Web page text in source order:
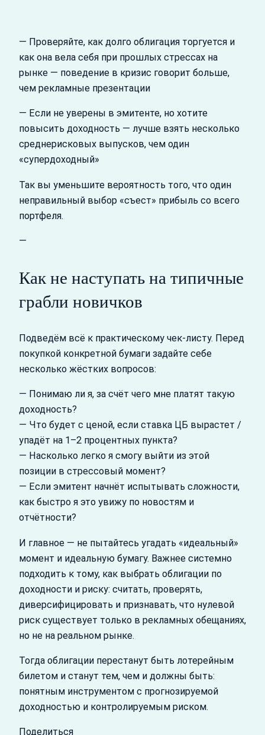
— Проверяйте, как долго облигация торгуется и
как она вела себя при прошлых стрессах на
рынке — поведение в кризис говорит больше,
чем рекламные презентации
— Если не уверены в эмитенте, но хотите
повысить доходность — лучше взять несколько
среднерисковых выпусков, чем один
«супердоходный»
Так вы уменьшите вероятность того, что один
неправильный выбор «съест» прибыль со всего
портфеля.
—
Как не наступать на типичные
грабли новичков
Подведём всё к практическому чек-листу. Перед
покупкой конкретной бумаги задайте себе
несколько жёстких вопросов:
— Понимаю ли я, за счёт чего мне платят такую
доходность?
— Что будет с ценой, если ставка ЦБ вырастет /
упадёт на 1–2 процентных пункта?
— Насколько легко я смогу выйти из этой
позиции в стрессовый момент?
— Если эмитент начнёт испытывать сложности,
как быстро я это увижу по новостям и
отчётности?
И главное — не пытайтесь угадать «идеальный»
момент и идеальную бумагу. Важнее системно
подходить к тому, как выбрать облигации по
доходности и риску: считать, проверять,
диверсифицировать и признавать, что нулевой
риск существует только в рекламных обещаниях,
но не на реальном рынке.
Тогда облигации перестанут быть лотерейным
билетом и станут тем, чем и должны быть:
понятным инструментом с прогнозируемой
доходностью и контролируемым риском.
Поделиться